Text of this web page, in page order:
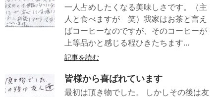
一人占めしたくなる美味しさです。（主
人と食べますが 笑）我家はお茶と言え
ばコーヒーなのですが、そのコーヒーが
上等品かと感じる程ひきたちます...
記事を読む
皆様から喜ばれています
最初は頂き物でした。 しかしその後は友